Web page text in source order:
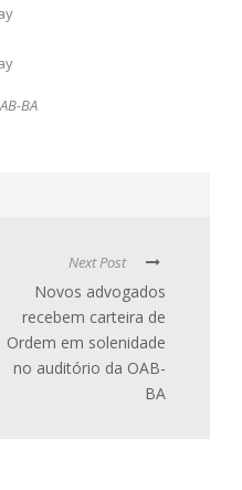
BA
Next Post
Novos advogados
recebem carteira de
Ordem em solenidade
no auditório da OAB-
BA